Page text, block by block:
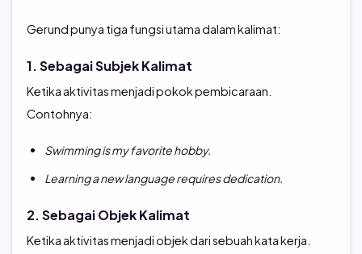
Gerund punya tiga fungsi utama dalam kalimat:
1. Sebagai Subjek Kalimat
Ketika aktivitas menjadi pokok pembicaraan.
Contohnya:
Swimming is my favorite hobby.
Learning a new language requires dedication.
2. Sebagai Objek Kalimat
Ketika aktivitas menjadi objek dari sebuah kata kerja.